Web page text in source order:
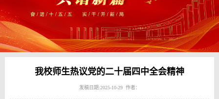
我校师生热议党的二十届四中全会精神
发稿日期:2025-10-29 作者：